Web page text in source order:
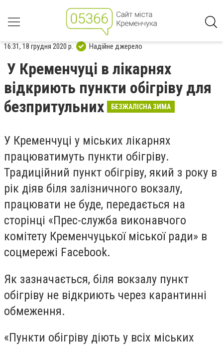
16:31, 18 грудня 2020 р. Надійне джерело
У Кременчуці в лікарнях
відкриють пункти обігріву для
безпритульних
БЕЗЖАЛІСНА ЗИМА
У Кременчуці у міських лікарнях
працюватимуть пункти обігріву.
Традиційний пункт обігріву, який з року в
рік діяв біля залізничного вокзалу,
працювати не буде, передається на
сторінці «Прес-служба виконавчого
комітету Кременчуцької міської ради» в
соцмережі Facebook.
Як зазначається, біля вокзалу пункт
обігріву не відкриють через карантинні
обмеження.
«Пункти обігріву діють у всіх міських